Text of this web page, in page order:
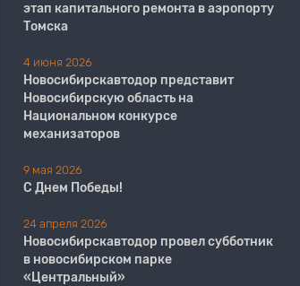
этап капитального ремонта в аэропорту
Томска
4 июня 2026
Новосибирскавтодор представит
Новосибирскую область на
Национальном конкурсе
механизаторов
9 мая 2026
С Днем Победы!
24 апреля 2026
Новосибирскавтодор провел субботник
в новосибирском парке
«Центральный»